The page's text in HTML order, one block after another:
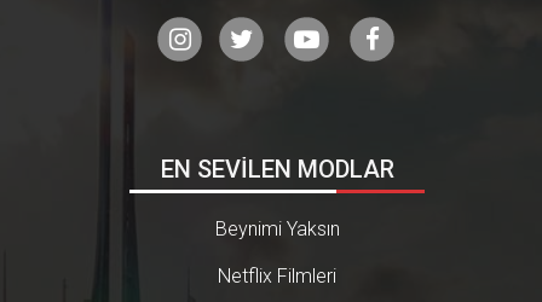
EN SEVİLEN MODLAR
Beynimi Yaksın
Netflix Filmleri